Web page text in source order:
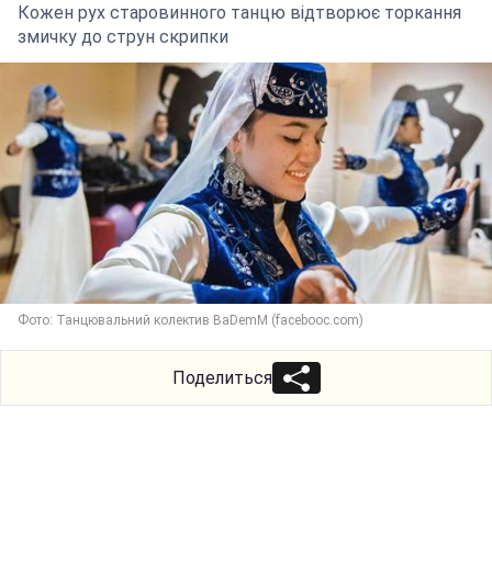
Кожен рух старовинного танцю відтворює торкання
змичку до струн скрипки
Фото: Танцювальний колектив BaDemM (facebooc.com)
Поделиться